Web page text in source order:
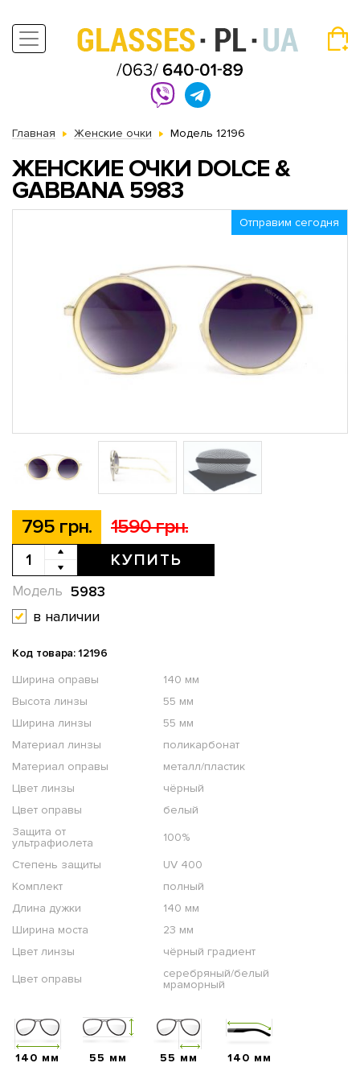
Главная Женские очки Модель 12196
ЖЕНСКИЕ ОЧКИ DOLCE &
GABBANA 5983
Отправим сегодня
795 грн. 1590 грн.
КУПИТЬ
5983
Модель
в наличии
Код товара: 12196
Ширина оправы
140 мм
Высота линзы
55 мм
Ширина линзы
55 мм
Материал линзы
поликарбонат
Материал оправы
металл/пластик
Цвет линзы
чёрный
Цвет оправы
белый
Защита от
ультрафиолета
100%
Степень защиты
UV 400
Комплект
полный
Длина дужки
140 мм
Ширина моста
23 мм
Цвет линзы
чёрный градиент
Цвет оправы
серебряный/белый
мраморный
140 мм 55 мм 55 мм 140 мм